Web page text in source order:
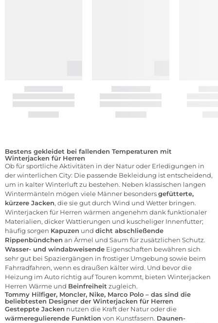
Bestens gekleidet bei fallenden Temperaturen mit
Winterjacken für Herren
Ob für sportliche Aktivitäten in der Natur oder Erledigungen in
der winterlichen City: Die passende Bekleidung ist entscheidend,
um in kalter Winterluft zu bestehen. Neben klassischen langen
Wintermänteln mögen viele Männer besondersgefütterte,
kürzere Jacken, die sie gut durch Wind und Wetter bringen.
Winterjacken für Herren wärmen angenehm dank funktionaler
Materialien, dicker Wattierungen und kuscheliger Innenfutter;
häufig sorgen Kapuzen und dicht abschließende
Rippenbündchen an Ärmel und Saum für zusätzlichen Schutz.
Wasser- und windabweisende Eigenschaften bewähren sich
sehr gut bei Spaziergängen in frostiger Umgebung sowie beim
Fahrradfahren, wenn es draußen kälter wird. Und bevor die
Heizung im Auto richtig auf Touren kommt, bieten Winterjacken
Herren Wärme und Beinfreiheit zugleich.
Tommy Hilfiger, Moncler, Nike, Marco Polo – das sind die
beliebtesten Designer der Winterjacken für Herren
Gesteppte Jacken nutzen die Kraft der Natur oder die
wärmeregulierende Funktion von Kunstfasern. Daunen-